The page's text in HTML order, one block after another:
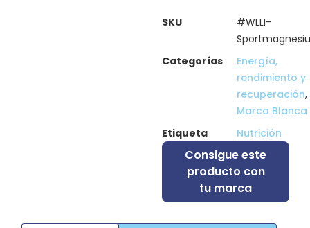
SKU
#WLLI-
Categorías
Energía,
rendimiento y
recuperación,
Marca Blanca
Etiqueta
Nutrición
Consigue este
producto con
tu marca